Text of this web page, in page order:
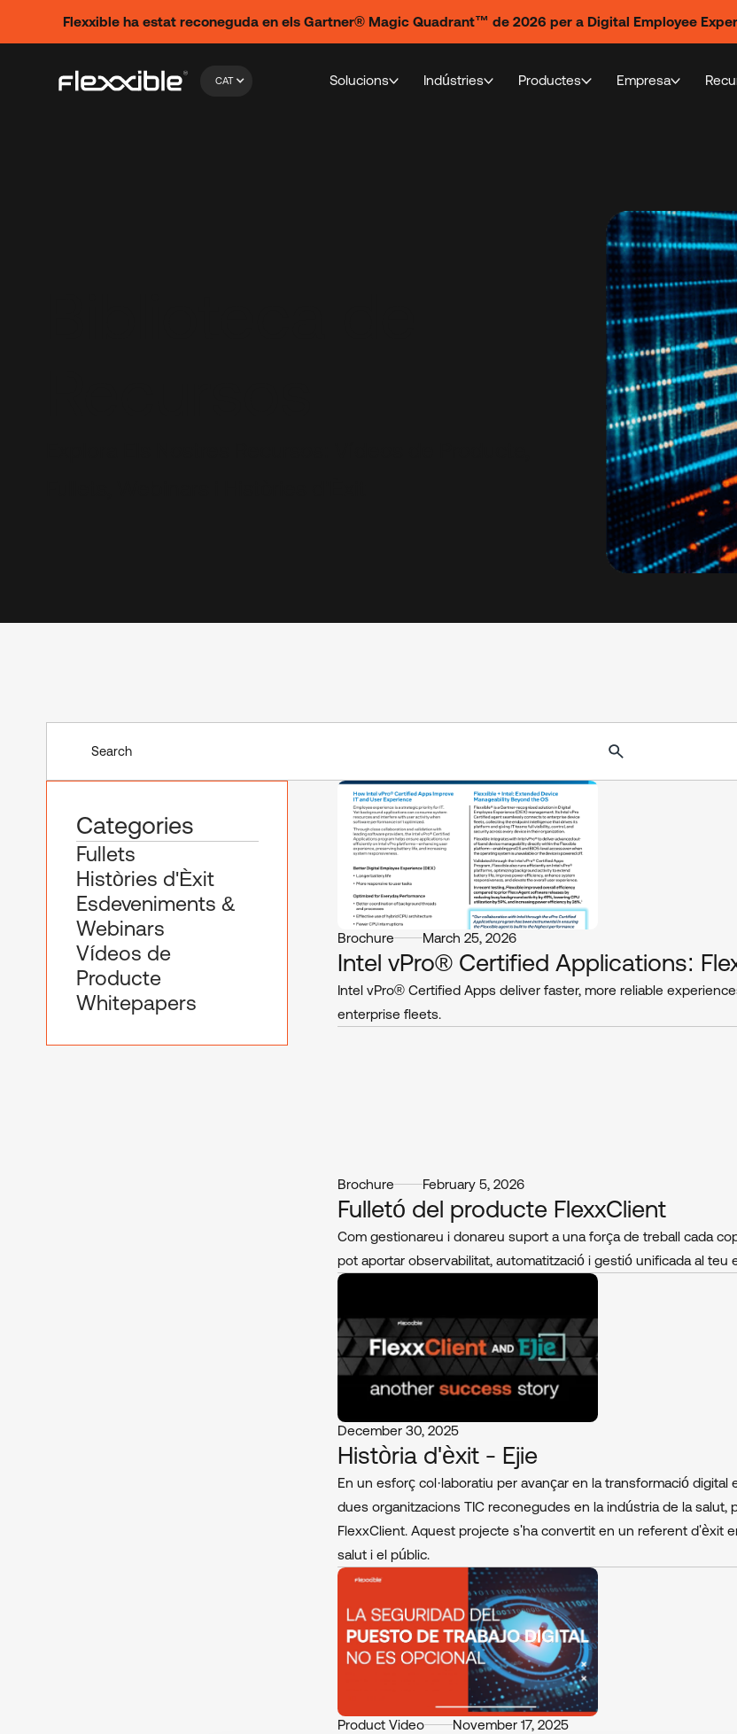
Flexxible ha estat reconeguda en els Gartner® Magic Quadrant™ de 2026 per a Digital Employee
CAT Solucions Indústries Productes Empresa
Categories
Fullets
Històries d'Èxit
Esdeveniments &
Webinars
Vídeos de
Producte
Whitepapers
Brochure March 25, 2026
Intel vPro® Certified Applications:
Intel vPro® Certified Apps deliver faster, more reliable
enterprise fleets.
Brochure February 5, 2026
Fulletó del producte FlexxClient
Com gestionareu i donareu suport a una força de treball cada
pot aportar observabilitat, automatització i gestió unificada al teu
December 30, 2025
Història d'èxit - Ejie
En un esforç col·laboratiu per avançar en la transformació
dues organitzacions TIC reconegudes en la indústria de la salut,
FlexxClient. Aquest projecte s'ha convertit en un referent d'èxit
salut i el públic.
Product Video November 17, 2025